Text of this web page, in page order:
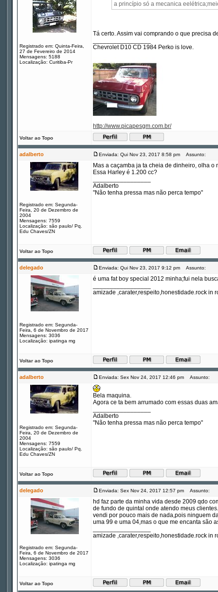
Registrado em: Quinta-Feira,
27 de Fevereiro de 2014
Mensagens: 5188
Localização: Curitiba-Pr
a princípio só a mecanica
Tá certo. Assim vai comprando o que precisa
Chevrolet D10 CD 1984 Perko is love.
http://www.picapesgm.com.br/
Voltar ao Topo
adalberto Enviada: Qui Nov 23, 2017 8:58 pm Assunto:
Registrado em: Segunda-
Feira, 20 de Dezembro de
2004
Mensagens: 7559
Localização: são paulo/ Pq.
Edu Chaves/ZN
Mas a caçamba ja ta cheia de dinheiro, olha
Essa Harley é 1.200 cc?
Adalberto
"Não tenha pressa mas não perca tempo"
Voltar ao Topo
delegado Enviada: Qui Nov 23, 2017 9:12 pm Assunto:
Registrado em: Segunda-
Feira, 6 de Novembro de 2017
Mensagens: 3036
Localização: ipatinga mg
é uma fat boy special 2012 minha;fui nela
amizade ,carater,respeito,honestidade.rock in
Voltar ao Topo
adalberto Enviada: Sex Nov 24, 2017 12:46 pm Assunto:
Registrado em: Segunda-
Feira, 20 de Dezembro de
2004
Mensagens: 7559
Localização: são paulo/ Pq.
Edu Chaves/ZN
Bela maquina.
Agora ce ta bem arrumado com essas duas
Adalberto
"Não tenha pressa mas não perca tempo"
Voltar ao Topo
delegado Enviada: Sex Nov 24, 2017 12:57 pm Assunto:
Registrado em: Segunda-
Feira, 6 de Novembro de 2017
Mensagens: 3036
Localização: ipatinga mg
hd faz parte da minha vida desde 2009 qdo
de fundo de quintal onde atendo meus
vendi por pouco mais de nada,pois ninguem
uma 99 e uma 04,mas o que me encanta são
amizade ,carater,respeito,honestidade.rock in
Voltar ao Topo